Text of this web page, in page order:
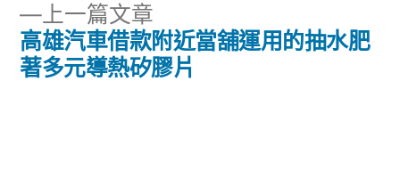
導
覽
上一篇文章
一
篇
高雄汽車借款附近當舖運用的抽水肥
著多元導熱矽膠片